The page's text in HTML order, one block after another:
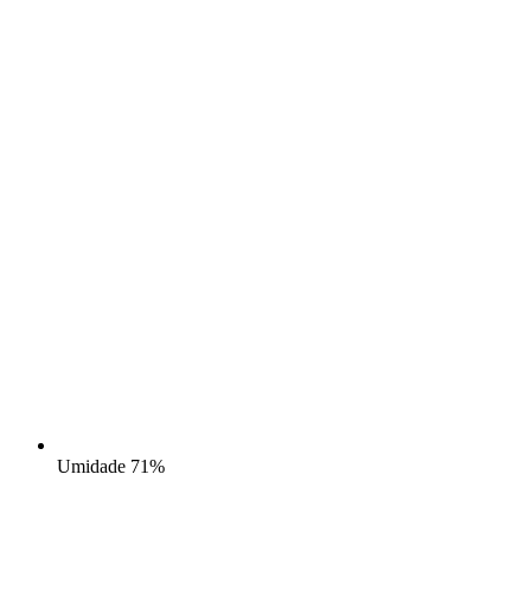
Umidade 71%